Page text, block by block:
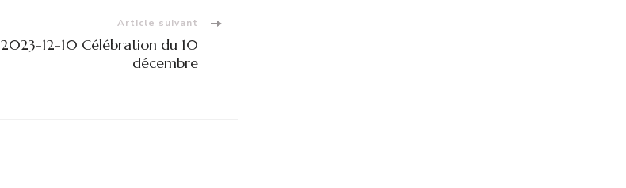
Article suivant
2023-12-10 Célébration du 10
décembre